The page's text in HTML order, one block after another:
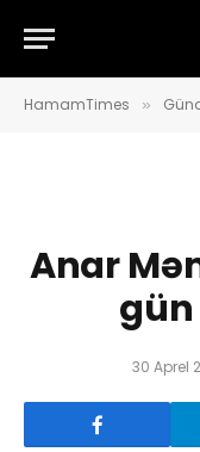
HamamTimes »
Anar
30 Aprel